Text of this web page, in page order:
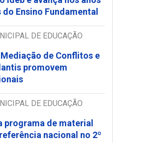
Ensino Fundamental
DE EDUCAÇÃO
de Conflitos e
promovem
DE EDUCAÇÃO
programa de material
nacional no 2º